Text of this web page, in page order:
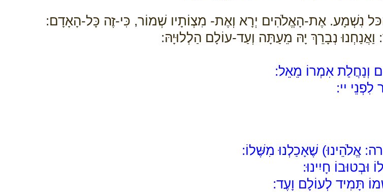
נִשְׁמָע. אֶת-הָאֱלֹהִים יְרָא וְאֶת- מִצְוֹתָיו שְׁמוֹר, כִּי-זֶה כָּל-הָאָדָם:
נְבָרֵךְ יָהּ מֵעַתָּה וְעַד-עוֹלָם הַלְלוּיָהּ:
וְנַחֲלַת אִמְרוֹ מֵאֵל:
יי:
אֱלֹהֵינוּ) שֶׁאָכַלְנוּ מִשֶּׁלוֹ:
חָיִינוּ:
תָּמִיד לְעוֹלָם וָעֶד: